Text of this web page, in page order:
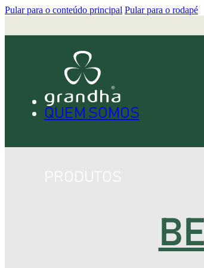
Pular para o conteúdo principal Pular para o rodapé
QUEM SOMOS
PRODUTOS